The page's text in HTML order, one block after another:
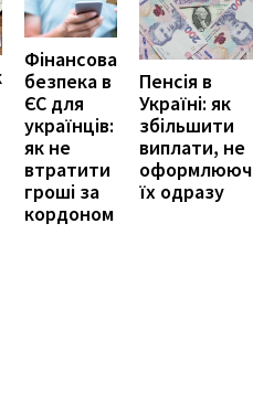
Фінансова
безпека в
ЄС для
українців:
як не
втратити
гроші за
кордоном
Пенсія в
Україні: як
збільшити
виплати, не
їх одразу